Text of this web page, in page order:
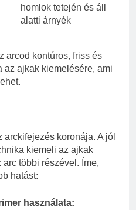
homlok tetején és áll
alatti árnyék
arcod kontúros, friss és
az ajkak kiemelésére, ami
koronája. A jól
kiemeli az ajkak
többi részével. Íme,
hatást:
használata: